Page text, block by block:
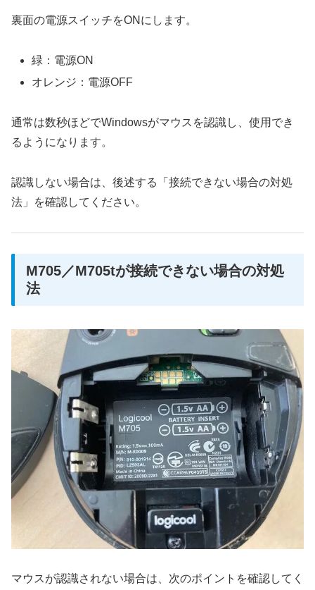
裏面の電源スイッチをONにします。
緑：電源ON
オレンジ：電源OFF
通常は数秒ほどでWindowsがマウスを認識し、使用でき
るようになります。
認識しない場合は、後述する「接続できない場合の対処
法」を確認してください。
M705／M705tが接続できない場合の対処
法
マウスが認識されない場合は、次のポイントを確認してく